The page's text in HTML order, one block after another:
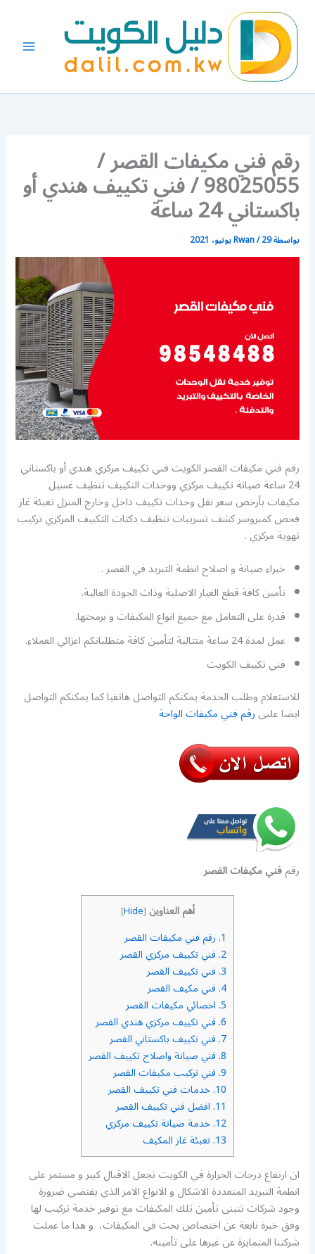
المحتوى
رقم فني مكيفات القصر /
98025055 / فني تكييف هندي أو
باكستاني 24 ساعة
بواسطة Rwan/29 يونيو، 2021
رقم فني مكيفات القصر الكويت فني تكييف مركزي هندي أو باكستاني
24 ساعة صيانة تكييف مركزي ووحدات التكييف تنظيف غسيل
مكيفات بأرخص سعر نقل وحدات تكييف داخل وخارج المنزل تعبئة غاز
فحص كمبروسر كشف تسريبات تنظيف دكتات التكييف المركزي تركيب
تهوية مركزي .
خبراء صيانة و اصلاح انظمة التبريد في القصر .
تأمين كافة قطع الغيار الاصلية وذات الجودة العالية.
قدرة على التعامل مع جميع انواع المكيفات و برمجتها.
عمل لمدة 24 ساعة متتالية لتأمين كافة متطلباتكم اعزائي العملاء.
فني تكييف الكويت
للاستعلام وطلب الخدمة يمكنكم التواصل هاتفيا كما يمكنكم التواصل
ايضا علىىرقم فني مكيفات الواحة
رقمفني مكيفات القصر
أهم العناوين [
Hide
]
1. رقم فني مكيفات القصر
2. فني تكييف مركزي القصر
3. فني تكييف القصر
4. فني مكيف القصر
5. اخصائي مكيفات القصر
6. فني تكييف مركزي هندي القصر
7. فني تكييف باكستاني القصر
8. فني صيانة واصلاح تكييف القصر
9. فني تركيب مكيفات القصر
10. خدمات فني تكييف القصر
11. افضل فني تكييف القصر
12. خدمة صيانة تكييف مركزي
13. تعبئة غاز المكيف
ان ارتفاع درجات الحرارة في الكويت تجعل الاقبال كبير و مستمر على
انظمة التبريد المتعددة الاشكال و الانواع الامر الذي يقتضي ضرورة
وجود شركات تتبنى تأمين تلك المكيفات مع توفير خدمة تركيب لها
وفق خبرة نابعة عن اختصاص بحت في المكيفات، و هذا ما عملت
شركتنا المتمايزة عن غيرها على تأمينه.